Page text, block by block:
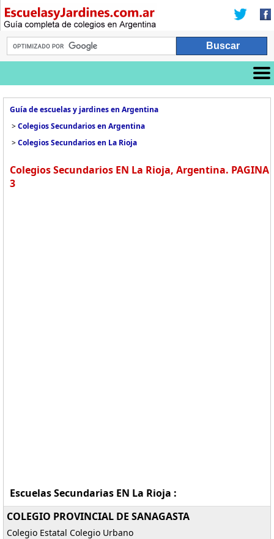
Guía de escuelas y jardines en Argentina
>Colegios Secundarios en Argentina
>Colegios Secundarios en La Rioja
Colegios Secundarios EN La Rioja, Argentina. PAGINA
3
Escuelas Secundarias EN La Rioja :
COLEGIO PROVINCIAL DE SANAGASTA
Colegio Estatal Colegio Urbano